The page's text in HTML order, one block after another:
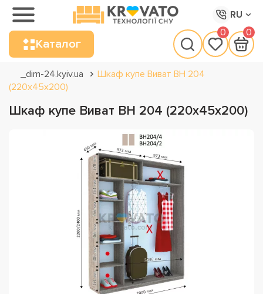
RU
Каталог
0 0
_dim-24.kyiv.ua
Шкаф купе Виват ВН 204
(220х45х200)
Шкаф купе Виват ВН 204 (220х45х200)